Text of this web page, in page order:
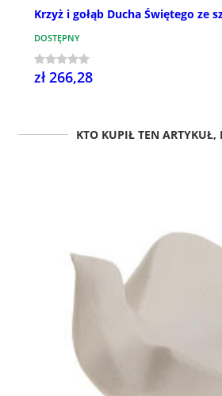
Krzyż i gołąb Ducha Świętego ze
DOSTĘPNY
zł 266,28
KTO KUPIŁ TEN ARTYKUŁ,